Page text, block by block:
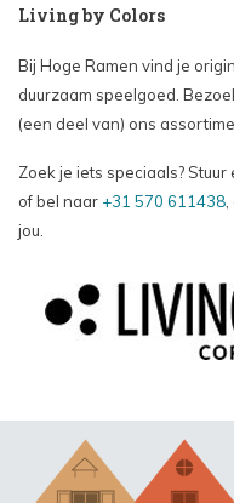
Living by Colors
Bij Hoge Ramen vind je
duurzaam speelgoed.
(een deel van) ons
Zoek je iets speciaals?
of bel naar +31 570 611438
jou.